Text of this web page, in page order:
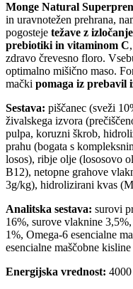
Monge Natural
in uravnotežen prehrana,
pogosteje težave z
prebiotiki in vitaminom C
zdravo črevesno floro.
optimalno mišično maso.
mački pomaga iz prebavil
Sestava: piščanec (sveži
živalskega izvora
pulpa, koruzni škrob,
prahu (bogata s
losos), ribje olje (lososovo
B12), netopne grahove
3g/kg), hidrolizirani kvas
Analitska sestava: surovi
16%, surove vlaknine
1%, Omega-6 esencialne
esencialne maščobne
Energijska vrednost: